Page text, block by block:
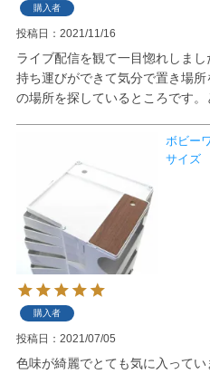
購入者
投稿日 2021/11/16
ライブ配信を観て一目惚れしまし
持ち運びができて気分で置き場
の場所を探しているところです。
ボビー
サイズ
購入者
投稿日 2021/07/05
色味が綺麗でとても気に入ってい